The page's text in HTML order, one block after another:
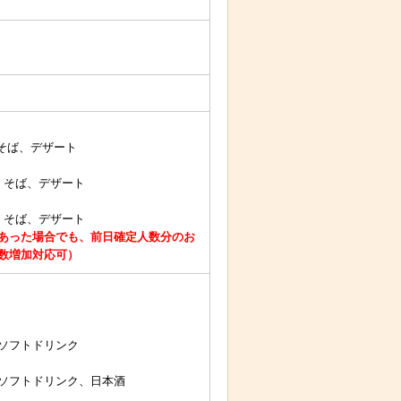
ば、デザート
ば、デザート
ば、デザート
った場合でも、前日確定人数分のお
加対応可）
フトドリンク
フトドリンク、日本酒